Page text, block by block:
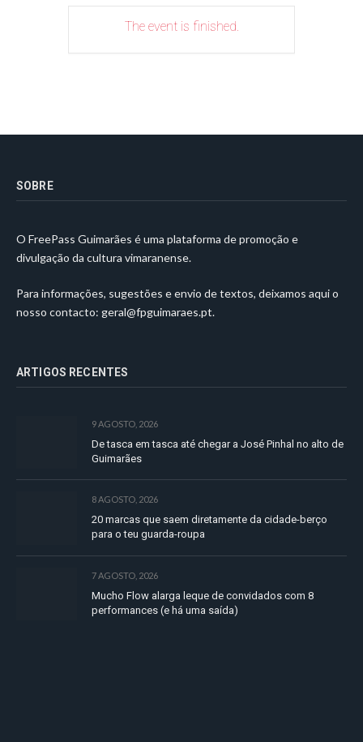
The event is finished.
SOBRE
O FreePass Guimarães é uma plataforma de promoção e
divulgação da cultura vimaranense.
Para informações, sugestões e envio de textos, deixamos aqui o
nosso contacto: geral@fpguimaraes.pt.
ARTIGOS RECENTES
9 AGOSTO, 2026
De tasca em tasca até chegar a José Pinhal no alto de
Guimarães
8 AGOSTO, 2026
20 marcas que saem diretamente da cidade-berço
para o teu guarda-roupa
7 AGOSTO, 2026
Mucho Flow alarga leque de convidados com 8
performances (e há uma saída)